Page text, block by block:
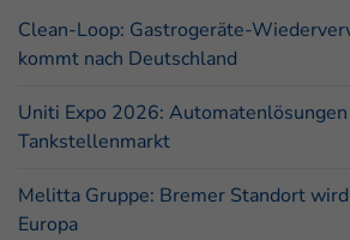
Clean-Loop: Gastrogeräte-
kommt nach Deutschland
Uniti Expo 2026:
Tankstellenmarkt
Melitta Gruppe: Bremer Standort
Europa